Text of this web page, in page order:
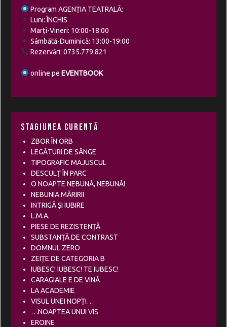
Program AGENȚIA TEATRALĂ:
Luni: ÎNCHIS
Marți-Vineri: 10:00-18:00
Sâmbătă-Duminică: 13:00-19:00
Rezervări: 0735.779.821
online pe EVENTBOOK
Stagiunea curentă
ZBOR ÎN ORB
LEGĂTURI DE SÂNGE
TIPOGRAFIC MAJUSCUL
DESCULȚ ÎN PARC
O NOAPTE NEBUNĂ, NEBUNĂ!
NEBUNIA MĂRIRII
INTRIGĂ ȘI IUBIRE
L.M.A.
PIESE DE REZISTENȚĂ
SUBSTANȚĂ DE CONTRAST
DOMNUL ZERO
ZEIȚE DE CATEGORIA B
IUBESC! IUBESC! TE IUBESC!
CARAGIALE E DE VINĂ
LA ACADEMIE
VISUL UNEI NOPȚI…
…NOAPTEA UNUI VIS
EROINE